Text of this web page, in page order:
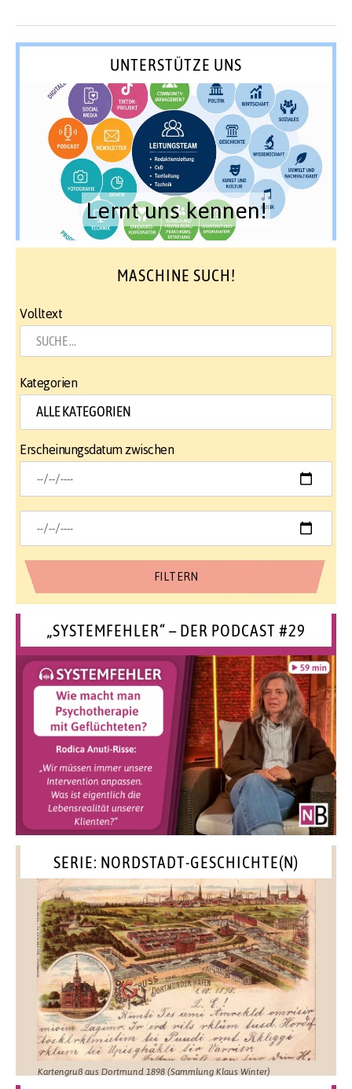
UNTERSTÜTZE UNS
Lernt uns kennen!
MASCHINE SUCH!
Volltext
Kategorien
Erscheinungsdatum zwischen
„SYSTEMFEHLER“ – DER PODCAST #29
SERIE: NORDSTADT-GESCHICHTE(N)
Kartengruß aus Dortmund 1898 (Sammlung Klaus Winter)